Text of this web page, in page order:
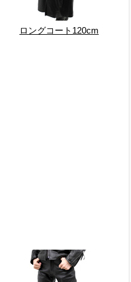
ロングコート120cm